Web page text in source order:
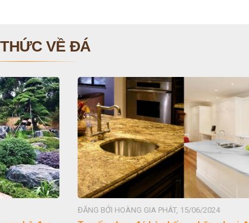
VỀ ĐÁ
ĐĂNG BỞI HOÀNG GIA PHÁT, 15/06/2024